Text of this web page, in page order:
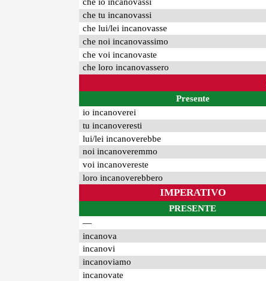
che io incanovassi
che tu incanovassi
che lui/lei incanovasse
che noi incanovassimo
che voi incanovaste
che loro incanovassero
Presente
io incanoverei
tu incanoveresti
lui/lei incanoverebbe
noi incanoveremmo
voi incanovereste
loro incanoverebbero
IMPERATIVO
PRESENTE
—
incanova
incanovi
incanoviamo
incanovate